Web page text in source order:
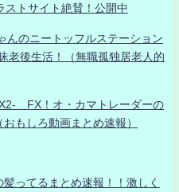
ストサイト絶賛！公開中
んのニートッフルステーション
老後生活！（無職孤独居老人的
FX！オ・カマトレーダーの
もしろ動画まとめ速報）
ってるまとめ速報！！激しく